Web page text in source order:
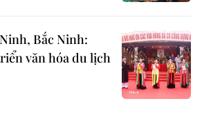
Bắc Ninh:
văn hóa du lịch